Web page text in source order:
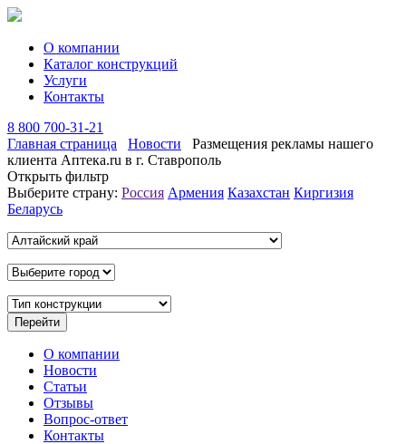
О компании
Каталог конструкций
Услуги
Контакты
8 800 700-31-21
Главная страница
Новости
Размещения рекламы нашего
клиента Аптека.ru в г. Ставрополь
Открыть фильтр
Выберите страну: Россия Армения Казахстан Киргизия
Беларусь
О компании
Новости
Статьи
Отзывы
Вопрос-ответ
Контакты